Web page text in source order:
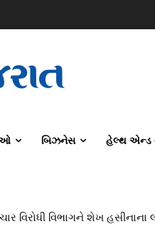
બિઝનેસ હેલ્થ એન્ડ
વિરોધી વિભાગને શેખ